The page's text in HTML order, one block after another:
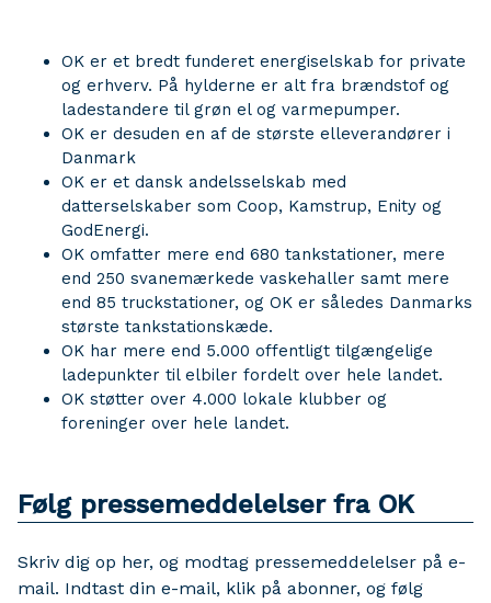
OK er et bredt funderet energiselskab for private
og erhverv. På hylderne er alt fra brændstof og
ladestandere til grøn el og varmepumper.
OK er desuden en af de største elleverandører i
Danmark
OK er et dansk andelsselskab med
datterselskaber som Coop, Kamstrup, Enity og
GodEnergi.
OK omfatter mere end 680 tankstationer, mere
end 250 svanemærkede vaskehaller samt mere
end 85 truckstationer, og OK er således Danmarks
største tankstationskæde.
OK har mere end 5.000 offentligt tilgængelige
ladepunkter til elbiler fordelt over hele landet.
OK støtter over 4.000 lokale klubber og
foreninger over hele landet.
Følg pressemeddelelser fra OK
Skriv dig op her, og modtag pressemeddelelser på e-
mail. Indtast din e-mail, klik på abonner, og følg